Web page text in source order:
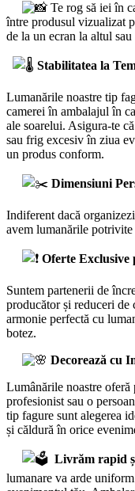
Te rog să iei în
între produsul vizualizat
de la un ecran la altul
Stabilitatea la
Lumanările noastre tip
camerei în ambalajul în
ale soarelui. Asigura-te
sau frig excesiv în ziua
un produs conform.
Dimensiuni
Indiferent dacă
avem lumanările
Oferte
Suntem partenerii de
producător și reduceri de
armonie perfectă cu
botez.
Decorează cu
Lumânările noastre
profesionist sau o
tip fagure sunt alegerea
și căldură în orice
Livrăm rapid
lumanare va arde